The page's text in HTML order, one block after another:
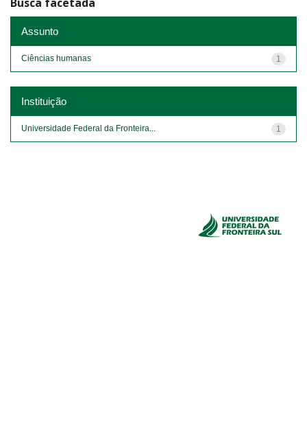
Assunto
1
Ciências humanas
Instituição
1
Universidade Federal da Fronteira...